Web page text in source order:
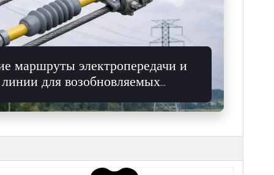
имеет решающее значение для
обслуживания в широких пределах.
маршруты электропередачи и
для возобновляемых